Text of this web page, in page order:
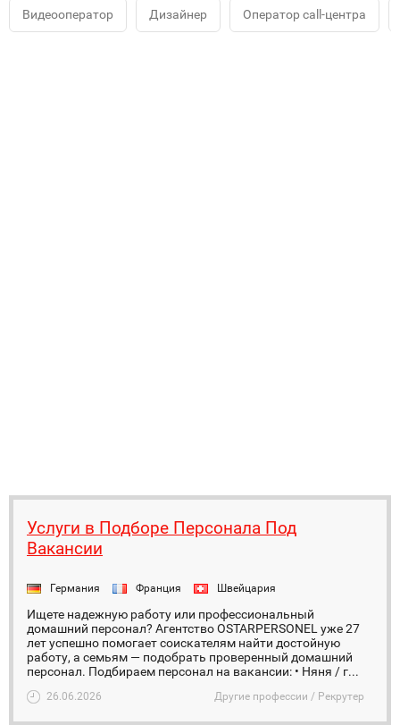
Видеооператор Дизайнер Оператор call-центра
Услуги в Подборе Персонала Под
Вакансии
Германия Франция Швейцария
Ищете надежную работу или профессиональный
домашний персонал? Агентство OSTARPERSONEL уже 27
лет успешно помогает соискателям найти достойную
работу, а семьям — подобрать проверенный домашний
персонал. Подбираем персонал на вакансии: • Няня / г...
26.06.2026 Другие профессии / Рекрутер